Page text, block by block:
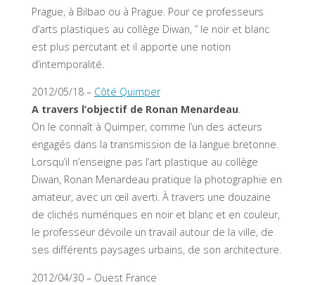
Prague, à Bilbao ou à Prague. Pour ce professeurs
d’arts plastiques au collège Diwan, ” le noir et blanc
est plus percutant et il apporte une notion
d’intemporalité.
2012/05/18 – Côté Quimper
A travers l’objectif de Ronan Menardeau.
On le connaît à Quimper, comme l’un des acteurs
engagés dans la transmission de la langue bretonne.
Lorsqu’il n’enseigne pas l’art plastique au collège
Diwan, Ronan Menardeau pratique la photographie en
amateur, avec un œil averti. À travers une douzaine
de clichés numériques en noir et blanc et en couleur,
le professeur dévoile un travail autour de la ville, de
ses différents paysages urbains, de son architecture.
2012/04/30 – Ouest France